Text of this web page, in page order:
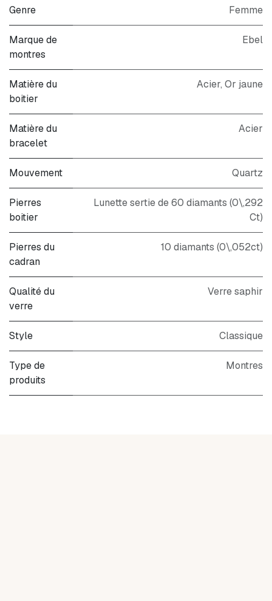
Genre Femme
Marque de
montres
Ebel
Matière du
boitier
Acier, Or jaune
Matière du
bracelet
Acier
Mouvement Quartz
Pierres
boitier
Lunette sertie de 60 diamants (0\,292
Ct)
Pierres du
cadran
10 diamants (0\,052ct)
Qualité du
verre
Verre saphir
Style Classique
Type de
produits
Montres